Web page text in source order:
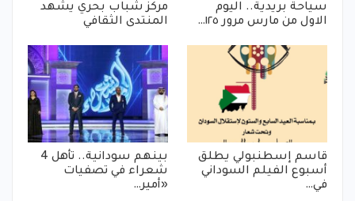
سياحة بريدية.. اليوم
الاول من مارس مرور ١٢٥…
مركز شباب بحري يشهد
المنتدى الثقافي
قاسم إسطنبولي يطلق
أسبوع الفيلم السوداني
في…
بينهم سودانية.. تأهل 4
شعراء في تصفيات
«أمير…